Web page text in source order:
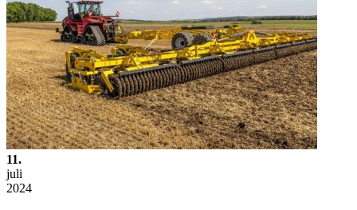
11.
juli
2024